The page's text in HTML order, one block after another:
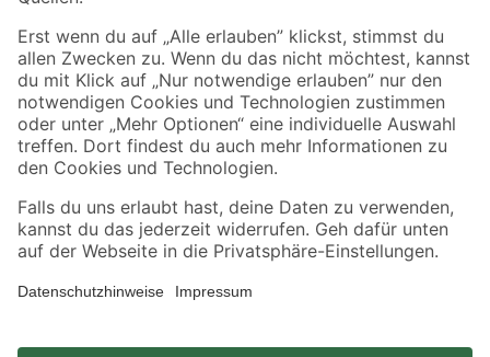
Sicher einkaufen
Jetzt die toom-App herunterladen
Alle Preisangaben in EUR inkl. gesetzl. MwSt.. Die dargestellten Angebote sind unter
Umständen nicht in allen Märkten verfügbar. Die angegebenen Verfügbarkeiten beziehen
Produkte nur solange der Vorrat reicht.
*Paketversand ab 59 € versandkostenfrei, gilt nicht für Artikel mit Speditionsversand, hier